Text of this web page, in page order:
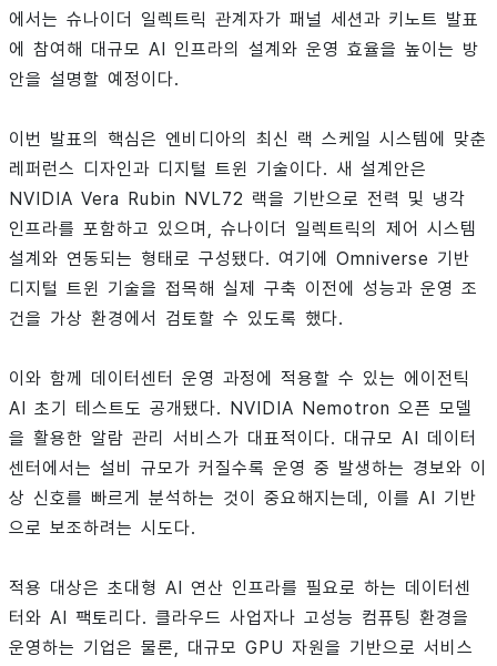
에서는 슈나이더 일렉트릭 관계자가 패널 세션과 키노트 발표
에 참여해 대규모 AI 인프라의 설계와 운영 효율을 높이는 방
안을 설명할 예정이다.
이번 발표의 핵심은 엔비디아의 최신 랙 스케일 시스템에 맞춘
레퍼런스 디자인과 디지털 트윈 기술이다. 새 설계안은
NVIDIA Vera Rubin NVL72 랙을 기반으로 전력 및 냉각
인프라를 포함하고 있으며, 슈나이더 일렉트릭의 제어 시스템
설계와 연동되는 형태로 구성됐다. 여기에 Omniverse 기반
디지털 트윈 기술을 접목해 실제 구축 이전에 성능과 운영 조
건을 가상 환경에서 검토할 수 있도록 했다.
이와 함께 데이터센터 운영 과정에 적용할 수 있는 에이전틱
AI 초기 테스트도 공개됐다. NVIDIA Nemotron 오픈 모델
을 활용한 알람 관리 서비스가 대표적이다. 대규모 AI 데이터
센터에서는 설비 규모가 커질수록 운영 중 발생하는 경보와 이
상 신호를 빠르게 분석하는 것이 중요해지는데, 이를 AI 기반
으로 보조하려는 시도다.
적용 대상은 초대형 AI 연산 인프라를 필요로 하는 데이터센
터와 AI 팩토리다. 클라우드 사업자나 고성능 컴퓨팅 환경을
운영하는 기업은 물론, 대규모 GPU 자원을 기반으로 서비스